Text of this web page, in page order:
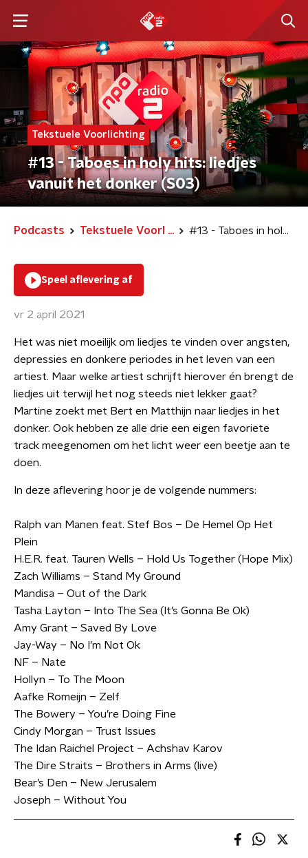
Tekstuele Voorlichting
#13 - Taboes in holy hits: liedjes
vanuit het donker (S03)
Podcasts Tekstuele Voorl ... #13 - Taboes in holy hits: liedjes vanuit het donker (S03)
Speel aflevering af
vr 2 april 2021
Het was niet moeilijk om liedjes te vinden over angsten,
depressies en donkere periodes in het leven van een
artiest. Maar welke artiest schrijft hierover én brengt de
liedjes uit terwijl het nog steeds niet lekker gaat?
Martine zoekt met Bert en Matthijn naar liedjes in het
donker. Ook hebben ze alle drie een eigen favoriete
track meegenomen om het licht weer een beetje aan te
doen.
In deze aflevering hoor je de volgende nummers:
Ralph van Manen feat. Stef Bos – De Hemel Op Het
Plein
H.E.R. feat. Tauren Wells – Hold Us Together (Hope Mix)
Zach Williams – Stand My Ground
Mandisa – Out of the Dark
Tasha Layton – Into The Sea (It’s Gonna Be Ok)
Amy Grant – Saved By Love
Jay-Way – No I’m Not Ok
NF – Nate
Hollyn – To The Moon
Aafke Romeijn – Zelf
The Bowery – You’re Doing Fine
Cindy Morgan – Trust Issues
The Idan Raichel Project – Achshav Karov
The Dire Straits – Brothers in Arms (live)
Bear’s Den – New Jerusalem
Joseph – Without You